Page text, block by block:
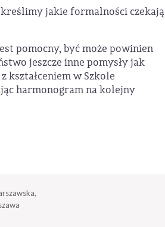
jakie formalności czekają
pomocny, być może powinien
jeszcze inne pomysły jak
kształceniem w Szkole
harmonogram na kolejny